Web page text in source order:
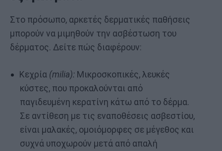
Στο πρόσωπο, αρκετές δερματικές παθήσεις
μπορούν να μιμηθούν την ασβέστωση του
δέρματος. Δείτε πώς διαφέρουν:
Κεχρία (milia): Μικροσκοπικές, λευκές
κύστες, που προκαλούνται από
παγιδευμένη κερατίνη κάτω από το δέρμα.
Σε αντίθεση με τις εναποθέσεις ασβεστίου,
είναι μαλακές, ομοιόμορφες σε μέγεθος και
συχνά υποχωρούν μετά από απαλή